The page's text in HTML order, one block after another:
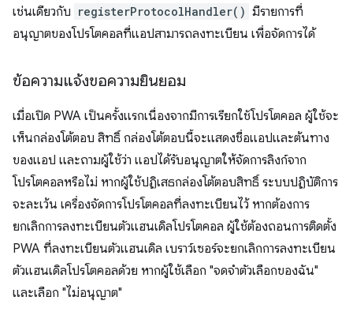
เช่นเดียวกับ registerProtocolHandler() มีรายการที่
อนุญาตของโปรโตคอลที่แอปสามารถลงทะเบียน เพื่อจัดการได้
ข้อความแจ้งขอความยินยอม
เมื่อเปิด PWA เป็นครั้งแรกเนื่องจากมีการเรียกใช้โปรโตคอล ผู้ใช้จะ
เห็นกล่องโต้ตอบ สิทธิ์ กล่องโต้ตอบนี้จะแสดงชื่อแอปและต้นทาง
ของแอป และถามผู้ใช้ว่า แอปได้รับอนุญาตให้จัดการลิงก์จาก
โปรโตคอลหรือไม่ หากผู้ใช้ปฏิเสธกล่องโต้ตอบสิทธิ์ ระบบปฏิบัติการ
จะละเว้น เครื่องจัดการโปรโตคอลที่ลงทะเบียนไว้ หากต้องการ
ยกเลิกการลงทะเบียนตัวแฮนเดิลโปรโตคอล ผู้ใช้ต้องถอนการติดตั้ง
PWA ที่ลงทะเบียนตัวแฮนเดิล เบราว์เซอร์จะยกเลิกการลงทะเบียน
ตัวแฮนเดิลโปรโตคอลด้วย หากผู้ใช้เลือก "จดจำตัวเลือกของฉัน"
และเลือก "ไม่อนุญาต"